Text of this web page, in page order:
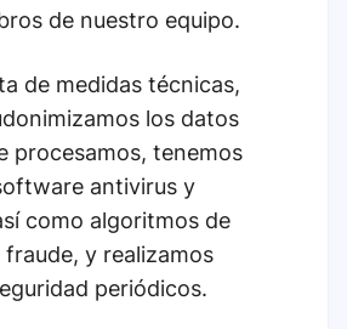
de nuestro equipo.
de medidas técnicas,
los datos
procesamos, tenemos
antivirus y
como algoritmos de
y realizamos
periódicos.